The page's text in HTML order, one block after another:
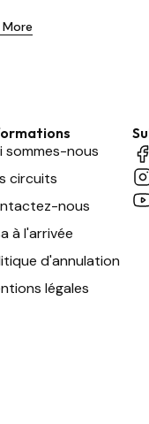
More
sommes-nous
circuits
nous
à l'arrivée
d'annulation
légales